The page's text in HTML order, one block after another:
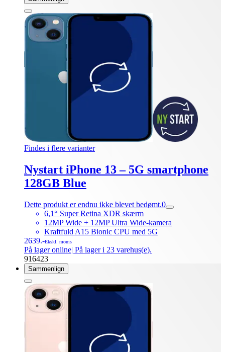
Findes i flere varianter
Nystart iPhone 13 – 5G smartphone
128GB Blue
Dette produkt er endnu ikke blevet bedømt.0
6,1“ Super Retina XDR skærm
12MP Wide + 12MP Ultra Wide-kamera
Kraftfuld A15 Bionic CPU med 5G
2639.-Ekskl. moms
På lager online| På lager i 23 varehus(e).
916423
Sammenlign